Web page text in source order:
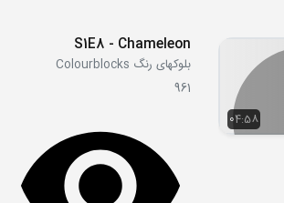
04:58
S1E8 - Chameleon
بلوکهای رنگ Colourblocks
961